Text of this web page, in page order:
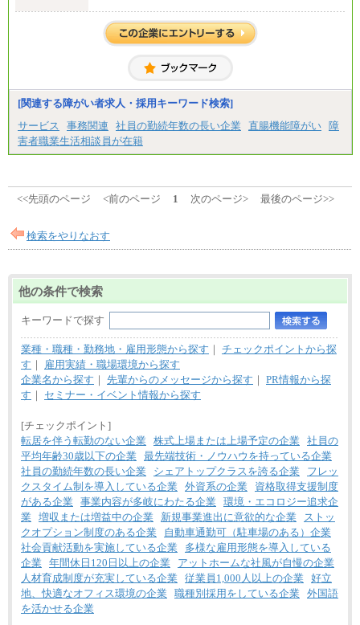
[関連する障がい者求人・採用キーワード検索]
サービス
事務関連 社員の勤続年数の長い企業 直腸機能障がい 障
害者職業生活相談員が在籍
<<先頭のページ <前のページ 1 次のページ> 最後のページ>>
検索をやりなおす
他の条件で検索
キーワードで探す
業種・職種・勤務地・雇用形態から探す ｜ チェックポイントから探
す ｜
雇用実績・職場環境から探す
企業名から探す ｜ 先輩からのメッセージから探す ｜ PR情報から探
す ｜ セミナー・イベント情報から探す
[チェックポイント]
転居を伴う転勤のない企業 株式上場または上場予定の企業 社員の
平均年齢30歳以下の企業 最先端技術・ノウハウを持っている企業
社員の勤続年数の長い企業
シェアトップクラスを誇る企業
フレッ
クスタイム制を導入している企業 外資系の企業
資格取得支援制度
がある企業 事業内容が多岐にわたる企業 環境・エコロジー追求企
業 増収または増益中の企業 新規事業進出に意欲的な企業
ストッ
クオプション制度のある企業
自動車通勤可（駐車場のある）企業
社会貢献活動を実施している企業
多様な雇用形態を導入している
企業 年間休日120日以上の企業
アットホームな社風が自慢の企業
人材育成制度が充実している企業 従業員1,000人以上の企業 好立
地、快適なオフィス環境の企業 職種別採用をしている企業 外国語
を活かせる企業